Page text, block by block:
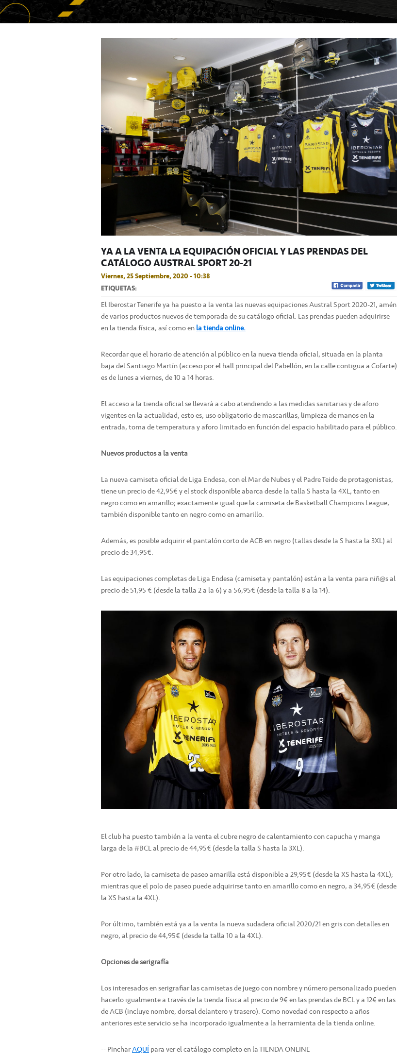
YA A LA VENTA LA EQUIPACIÓN OFICIAL Y LAS PRENDAS DEL
CATÁLOGO AUSTRAL SPORT 20-21
Viernes, 25 Septiembre, 2020 - 10:38
ETIQUETAS:
El Iberostar Tenerife ya ha puesto a la venta las nuevas equipaciones Austral Sport 2020-21, amén
de varios productos nuevos de temporada de su catálogo oficial. Las prendas pueden adquirirse
en la tienda física, así como enla tienda online.
Recordar que el horario de atención al público en la nueva tienda oficial, situada en la planta
baja del Santiago Martín (acceso por el hall principal del Pabellón, en la calle contigua a Cofarte)
es de lunes a viernes, de 10 a 14 horas.
El acceso a la tienda oficial se llevará a cabo atendiendo a las medidas sanitarias y de aforo
vigentes en la actualidad, esto es, uso obligatorio de mascarillas, limpieza de manos en la
entrada, toma de temperatura y aforo limitado en función del espacio habilitado para el público.
Nuevos productos a la venta
La nueva camiseta oficial de Liga Endesa, con el Mar de Nubes y el Padre Teide de protagonistas,
tiene un precio de 42,95€ y el stock disponible abarca desde la talla S hasta la 4XL, tanto en
negro como en amarillo; exactamente igual que la camiseta de Basketball Champions League,
también disponible tanto en negro como en amarillo.
Además, es posible adquirir el pantalón corto de ACB en negro (tallas desde la S hasta la 3XL) al
precio de 34,95€.
Las equipaciones completas de Liga Endesa (camiseta y pantalón) están a la venta para niñ@s al
precio de 51,95 € (desde la talla 2 a la 6) y a 56,95€ (desde la talla 8 a la 14).
El club ha puesto también a la venta el cubre negro de calentamiento con capucha y manga
larga de la #BCL al precio de 44,95€ (desde la talla S hasta la 3XL).
Por otro lado, la camiseta de paseo amarilla está disponible a 29,95€ (desde la XS hasta la 4XL);
mientras que el polo de paseo puede adquirirse tanto en amarillo como en negro, a 34,95€ (desde
la XS hasta la 4XL).
Por último, también está ya a la venta la nueva sudadera oficial 2020/21 en gris con detalles en
negro, al precio de 44,95€ (desde la talla 10 a la 4XL).
Opciones de serigrafía
Los interesados en serigrafiar las camisetas de juego con nombre y número personalizado pueden
hacerlo igualmente a través de la tienda física al precio de 9€ en las prendas de BCL y a 12€ en las
de ACB (incluye nombre, dorsal delantero y trasero). Como novedad con respecto a años
anteriores este servicio se ha incorporado igualmente a la herramienta de la tienda online.
-- PincharAQUÍpara ver el catálogo completo en la TIENDA ONLINE